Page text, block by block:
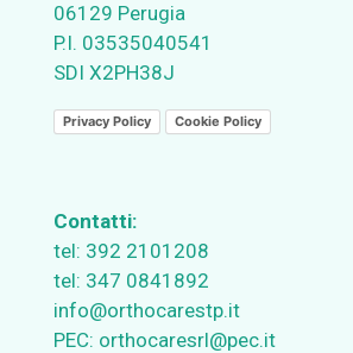
06129 Perugia
P.I. 03535040541
SDI X2PH38J
Privacy Policy Cookie Policy
Contatti:
tel: 392 2101208
tel: 347 0841892
info@orthocarestp.it
PEC: orthocaresrl@pec.it